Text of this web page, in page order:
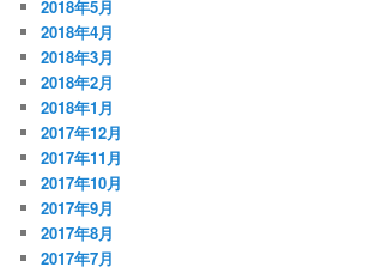
2018年5月
2018年4月
2018年3月
2018年2月
2018年1月
2017年12月
2017年11月
2017年10月
2017年9月
2017年8月
2017年7月